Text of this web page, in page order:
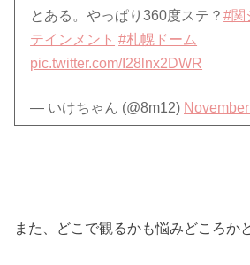
とある。やっぱり360度ステ？#関
テインメント #札幌ドーム
pic.twitter.com/I28lnx2DWR
— いけちゃん (@8m12)
また、どこで観るかも悩みどころか